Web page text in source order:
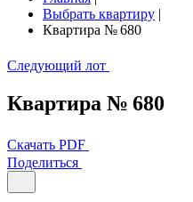
Выбрать квартиру |
Квартира № 680
Следующий лот
Квартира № 680
Скачать PDF
Поделиться